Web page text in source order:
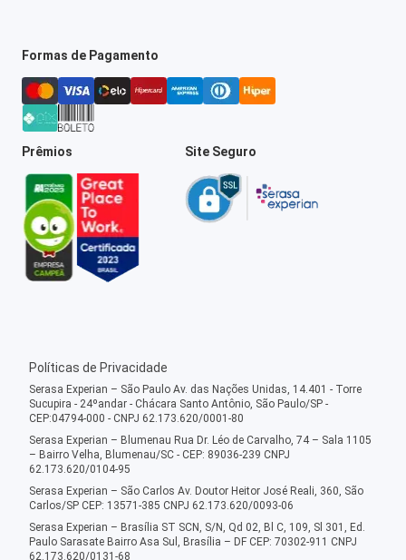
Formas de Pagamento
Prêmios Site Seguro
Políticas de Privacidade
Serasa Experian – São Paulo Av. das Nações Unidas, 14.401 - Torre
Sucupira - 24ºandar - Chácara Santo Antônio, São Paulo/SP -
CEP:04794-000 - CNPJ 62.173.620/0001-80
Serasa Experian – Blumenau Rua Dr. Léo de Carvalho, 74 – Sala 1105
– Bairro Velha, Blumenau/SC - CEP: 89036-239 CNPJ
62.173.620/0104-95
Serasa Experian – São Carlos Av. Doutor Heitor José Reali, 360, São
Carlos/SP CEP: 13571-385 CNPJ 62.173.620/0093-06
Serasa Experian – Brasília ST SCN, S/N, Qd 02, Bl C, 109, Sl 301, Ed.
Paulo Sarasate Bairro Asa Sul, Brasília – DF CEP: 70302-911 CNPJ
62.173.620/0131-68